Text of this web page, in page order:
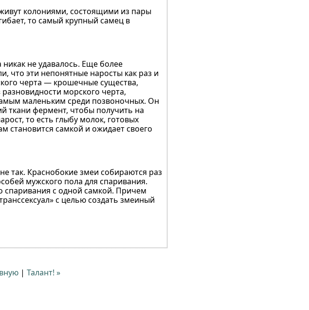
колониями, состоящими из пары
то самый крупный самец в
не удавалось. Еще более
что эти непонятные наросты как раз и
черта — крошечные существа,
морского черта,
маленьким среди позвоночных. Он
ткани фермент, чтобы получить на
то есть глыбу молок, готовых
становится самкой и ожидает своего
так. Краснобокие змеи собираются раз
мужского пола для спаривания.
спаривания с одной самкой. Причем
с целью создать змеиный
| Талант! »